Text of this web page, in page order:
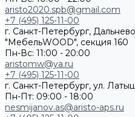
aristo2020.spb@gmail.com
+7 (495) 125-11-00
г. Санкт-Петербург,
"МебельWOOD", секция 160
Пн-Вс: 11:00 - 20:00
aristomw@ya.ru
+7 (495) 125-11-00
г. Санкт-Петербург, ул.
Пн-Пт: 09:00 - 18:00
nesmijanov.as@aristo-aps.ru